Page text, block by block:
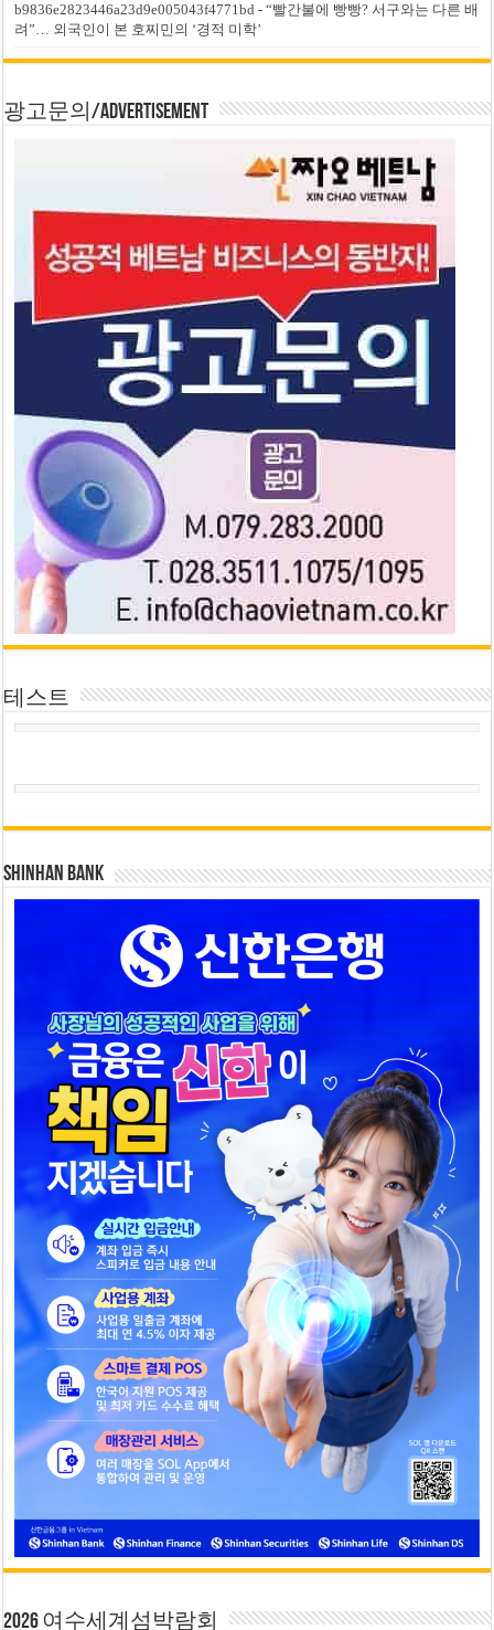
b9836e2823446a23d9e005043f4771bd -“빨간불에 빵빵? 서구와는 다른 배
려”… 외국인이 본 호찌민의 ‘경적 미학’
광고문의/Advertisement
테스트
SHINHAN BANK
2026 여수세계섬박람회